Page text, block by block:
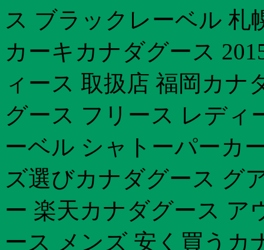
ス ブラックレーベル 札
カーキカナダグース
ィース 取扱店 福岡カナ
グース フリース レディ
ーベル シャトーパーカ
ズ選びカナダグース グ
ー 楽天カナダグース ア
ース メンズ 安く買うカ